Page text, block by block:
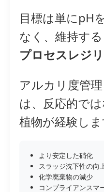
目標は単にpH
なく、維持す
プロセスレジ
アルカリ度管
は、反応的で
植物が経験し
より安定した硝化
スラッジ沈下性の向
化学廃棄物の減少
コンプライアンスマ